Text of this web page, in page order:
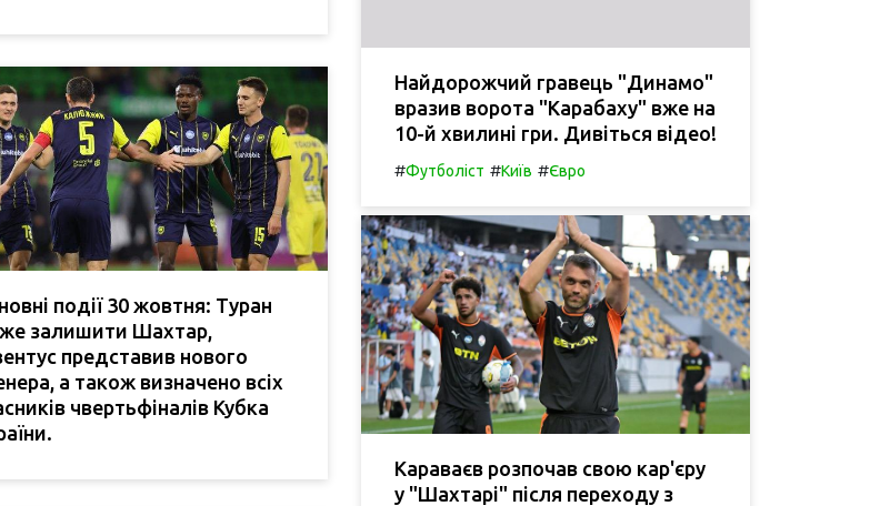
події 30 жовтня: Туран
залишити Шахтар,
представив нового
а також визначено всіх
чвертьфіналів Кубка
Найдорожчий гравець "Динамо"
вразив ворота "Карабаху" вже на
10-й хвилині гри. Дивіться відео!
#Футболіст #Київ #Євро
Караваєв розпочав свою кар'єру
у "Шахтарі" після переходу з